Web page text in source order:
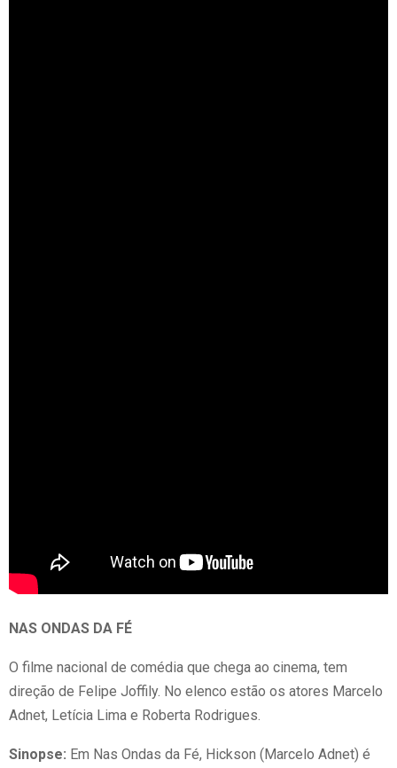
NAS ONDAS DA FÉ
O filme nacional de comédia que chega ao cinema, tem
direção de Felipe Joffily. No elenco estão os atores Marcelo
Adnet, Letícia Lima e Roberta Rodrigues.
Sinopse: Em Nas Ondas da Fé, Hickson (Marcelo Adnet) é